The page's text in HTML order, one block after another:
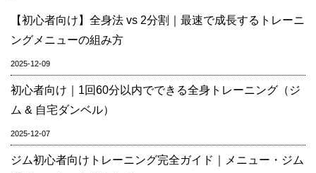
【初心者向け】全身法 vs 2分割｜最速で成長するトレーニ
ングメニューの組み方
2025-12-09
初心者向け｜1回60分以内でできる全身トレーニング（ジ
ム & 自宅ダンベル）
2025-12-07
ジム初心者向けトレーニング完全ガイド｜メニュー・ジム